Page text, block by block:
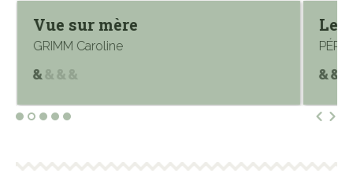
Vue sur mère
GRIMM Caroline
Le